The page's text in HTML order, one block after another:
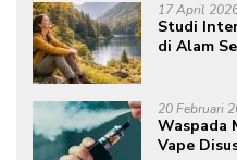
17 April
Studi
di Alam
20 Februari
Waspada
Vape